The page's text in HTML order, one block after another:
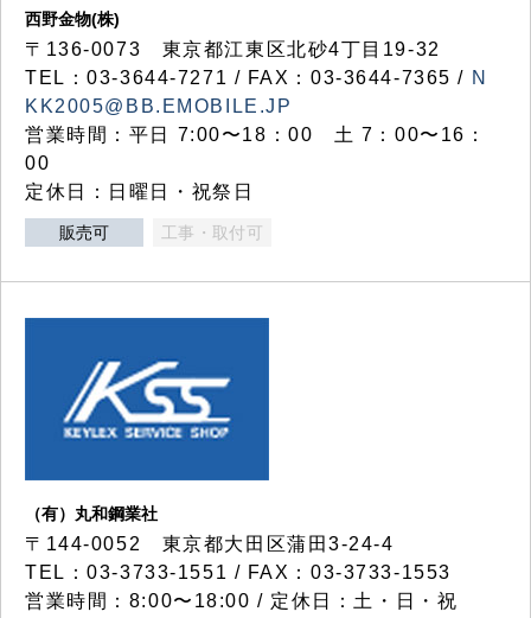
西野金物(株)
〒136-0073 東京都江東区北砂4丁目19-32
TEL：03‐3644‐7271 / FAX：03-3644-7365 / N
KK2005@BB.EMOBILE.JP
営業時間：平日 7:00〜18：00 土 7：00〜16：
00
定休日：日曜日・祝祭日
販売可 工事・取付可
（有）丸和鋼業社
〒144-0052 東京都大田区蒲田3-24-4
TEL：03-3733-1551 / FAX：03-3733-1553
営業時間：8:00〜18:00 / 定休日：土・日・祝